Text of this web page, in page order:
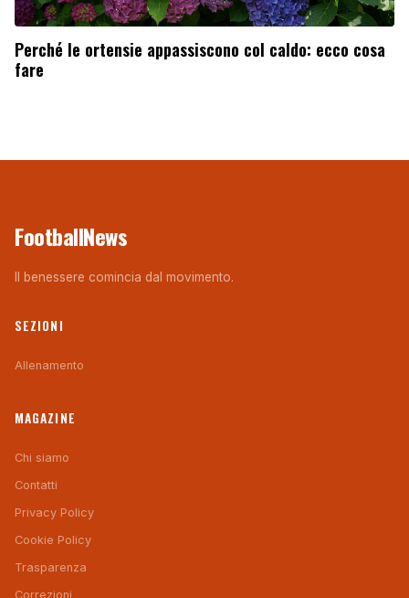
Perché le ortensie appassiscono col caldo: ecco cosa
fare
FootballNews
Il benessere comincia dal movimento.
SEZIONI
Allenamento
MAGAZINE
Chi siamo
Contatti
Privacy Policy
Cookie Policy
Trasparenza
Correzioni